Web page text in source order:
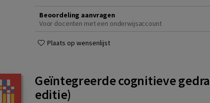
Beoordeling aanvragen
Voor docenten met een onderwijsaccount
Plaats op wensenlijst
Geïntegreerde cognitieve
editie)